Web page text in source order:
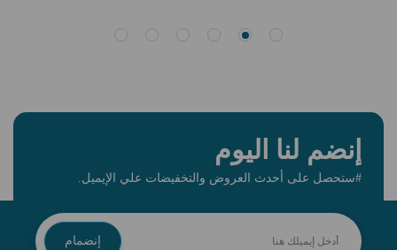
إنضم لنا اليوم
#ستحصل على أحدث العروض والتخفيضات علي الإيميل.
إنضمام